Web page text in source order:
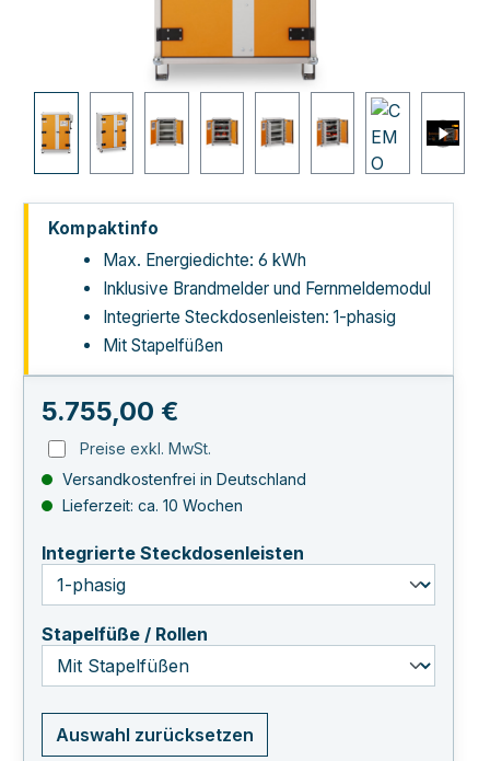
Kompaktinfo
Max. Energiedichte: 6 kWh
Inklusive Brandmelder und Fernmeldemodul
Integrierte Steckdosenleisten: 1-phasig
Mit Stapelfüßen
Regulärer Preis:
5.755,00 €
Preise exkl. MwSt.
Versandkostenfrei in Deutschland
Lieferzeit: ca. 10 Wochen
Integrierte Steckdosenleisten
Stapelfüße / Rollen
Auswahl zurücksetzen